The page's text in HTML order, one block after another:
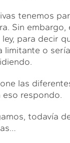
tenemos
Sin
para decir
limitante o
las
eso respondo.
todavía